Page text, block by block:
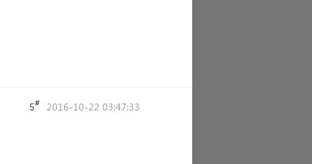
5# 2016-10-22 03:47:33